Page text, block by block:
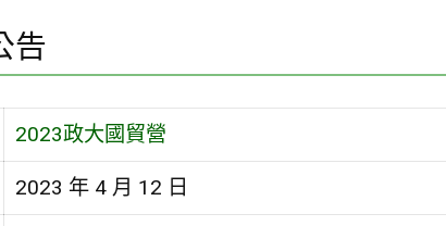
告
2023政大國貿營
2023 年 4 月 12 日